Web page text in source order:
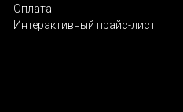
Оплата
Интерактивный прайс-лист